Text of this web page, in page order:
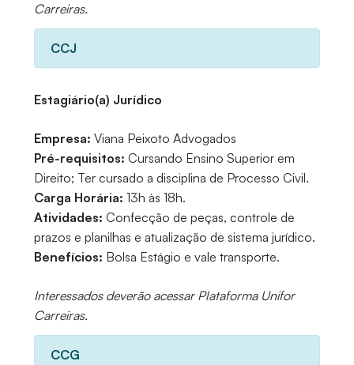
Carreiras.
CCJ
Estagiário(a) Jurídico
Empresa: Viana Peixoto Advogados
Pré-requisitos: Cursando Ensino Superior em
Direito; Ter cursado a disciplina de Processo Civil.
Carga Horária: 13h às 18h.
Atividades: Confecção de peças, controle de
prazos e planilhas e atualização de sistema jurídico.
Benefícios: Bolsa Estágio e vale transporte.
Interessados deverão acessar Plataforma Unifor
Carreiras.
CCG